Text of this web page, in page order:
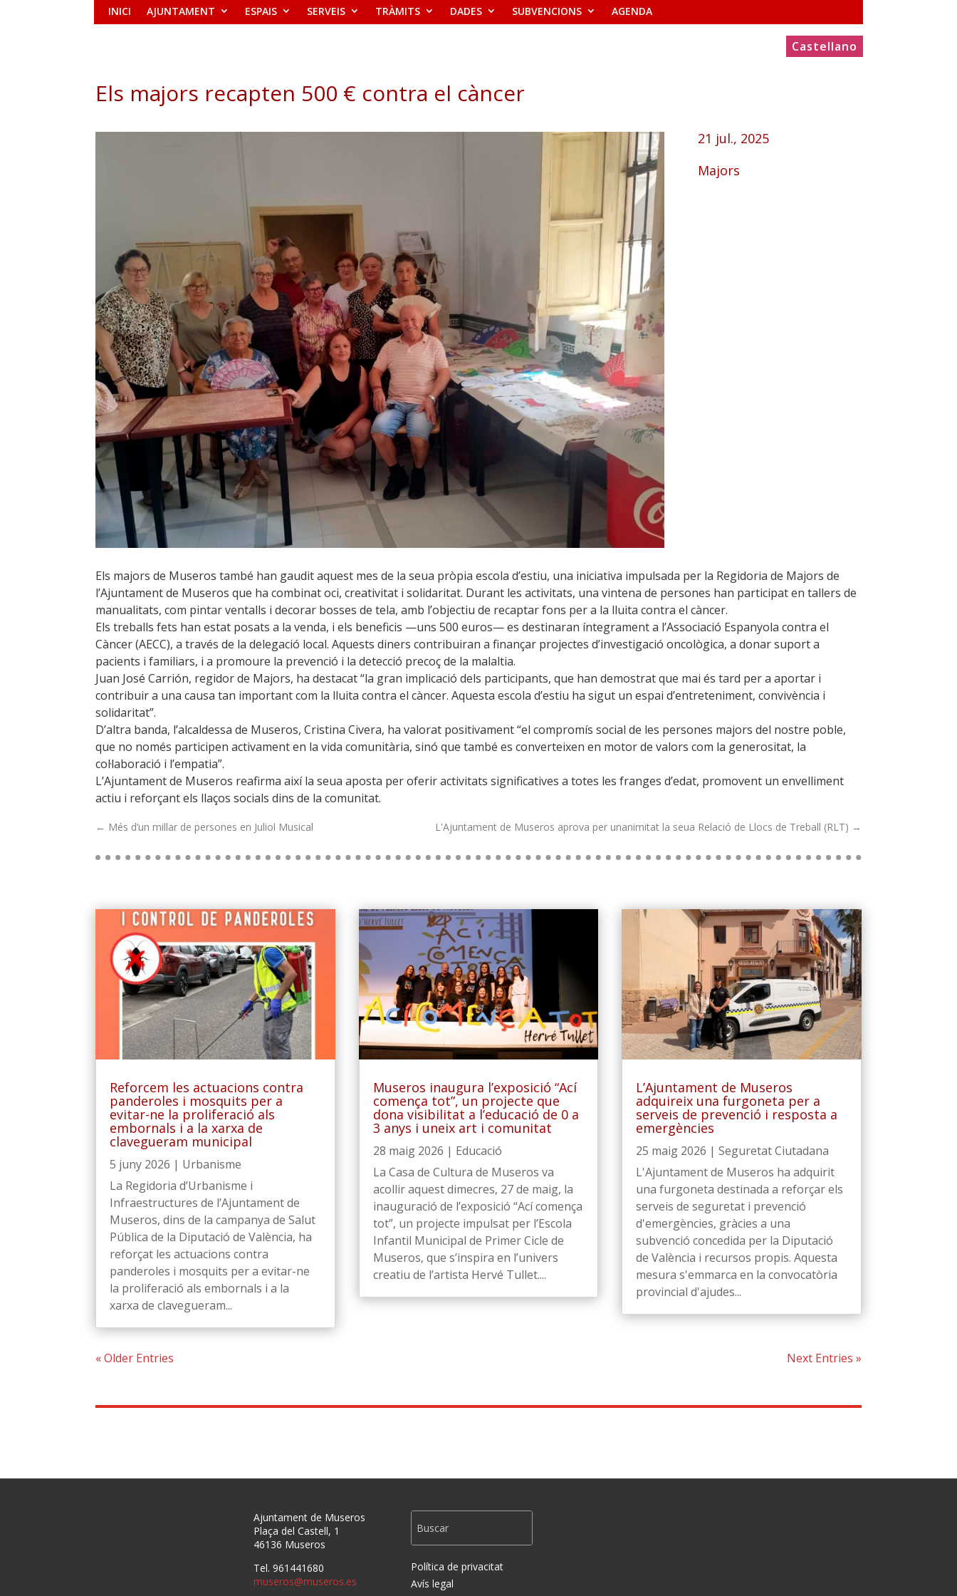
INICI AJUNTAMENT ESPAIS SERVEIS TRÀMITS DADES SUBVENCIONS AGENDA
Castellano
Els majors recapten 500 € contra el càncer
21 jul., 2025
Majors
Els majors de Museros també han gaudit aquest mes de la seua pròpia escola d’estiu, una iniciativa impulsada per la Regidoria de Majors de
l’Ajuntament de Museros que ha combinat oci, creativitat i solidaritat. Durant les activitats, una vintena de persones han participat en tallers de
manualitats, com pintar ventalls i decorar bosses de tela, amb l’objectiu de recaptar fons per a la lluita contra el càncer.
Els treballs fets han estat posats a la venda, i els beneficis —uns 500 euros— es destinaran íntegrament a l’Associació Espanyola contra el
Càncer (AECC), a través de la delegació local. Aquests diners contribuiran a finançar projectes d’investigació oncològica, a donar suport a
pacients i familiars, i a promoure la prevenció i la detecció precoç de la malaltia.
Juan José Carrión, regidor de Majors, ha destacat “la gran implicació dels participants, que han demostrat que mai és tard per a aportar i
contribuir a una causa tan important com la lluita contra el càncer. Aquesta escola d’estiu ha sigut un espai d’entreteniment, convivència i
solidaritat”.
D’altra banda, l’alcaldessa de Museros, Cristina Civera, ha valorat positivament “el compromís social de les persones majors del nostre poble,
que no només participen activament en la vida comunitària, sinó que també es converteixen en motor de valors com la generositat, la
col·laboració i l’empatia”.
L’Ajuntament de Museros reafirma així la seua aposta per oferir activitats significatives a totes les franges d’edat, promovent un envelliment
actiu i reforçant els llaços socials dins de la comunitat.
← Més d’un millar de persones en Juliol Musical L'Ajuntament de Museros aprova per unanimitat la seua Relació de Llocs de Treball (RLT) →
Reforcem les actuacions contra
panderoles i mosquits per a
evitar-ne la proliferació als
embornals i a la xarxa de
clavegueram municipal
5 juny 2026 | Urbanisme
La Regidoria d’Urbanisme i
Infraestructures de l’Ajuntament de
Museros, dins de la campanya de Salut
Pública de la Diputació de València, ha
reforçat les actuacions contra
panderoles i mosquits per a evitar-ne
la proliferació als embornals i a la
xarxa de clavegueram...
Museros inaugura l’exposició “Ací
comença tot”, un projecte que
dona visibilitat a l’educació de 0 a
3 anys i uneix art i comunitat
28 maig 2026 | Educació
La Casa de Cultura de Museros va
acollir aquest dimecres, 27 de maig, la
inauguració de l’exposició “Ací comença
tot”, un projecte impulsat per l’Escola
Infantil Municipal de Primer Cicle de
Museros, que s’inspira en l’univers
creatiu de l’artista Hervé Tullet....
L’Ajuntament de Museros
adquireix una furgoneta per a
serveis de prevenció i resposta a
emergències
25 maig 2026 | Seguretat Ciutadana
L'Ajuntament de Museros ha adquirit
una furgoneta destinada a reforçar els
serveis de seguretat i prevenció
d'emergències, gràcies a una
subvenció concedida per la Diputació
de València i recursos propis. Aquesta
mesura s'emmarca en la convocatòria
provincial d'ajudes...
« Older Entries Next Entries »
Ajuntament de Museros
Plaça del Castell, 1
46136 Museros
Tel. 961441680
museros@museros.es
Política de privacitat
Avís legal